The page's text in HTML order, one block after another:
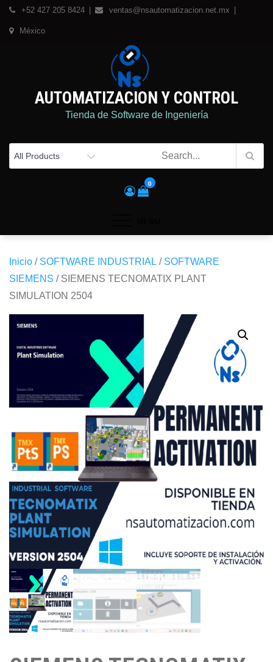
Skip
+52 427 205 8424 ventas@nsautomatizacion.net.mx
México
AUTOMATIZACION Y CONTROL
Tienda de Software de Ingeniería
0
Inicio / SOFTWARE INDUSTRIAL / SOFTWARE
SIEMENS / SIEMENS TECNOMATIX PLANT
SIMULATION 2504